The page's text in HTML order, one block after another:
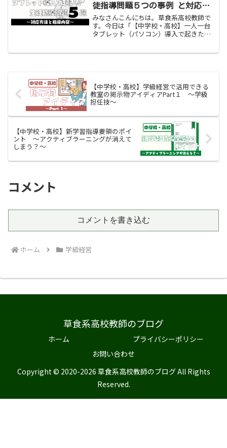
徒指導問題５つの事例 と対応方
法
みなさんこんにちは。草食系高校教師で
す。今日は「【中学校・高校】一人一台
タブレット（パソコン）導入で起きた生
【中学校・高校】学級経営で活用できる
教室の掲示物アイディアPart１ 〜学級
担任技〜
【中学校・高校】新学習指導要領のポイ
ント 〜アクティブラーニングが消えて
しまう？〜
コメント
コメントを書き込む
ホーム 学級経営
草食系高校教師のブログ
ホーム
プライバシーポリシー
お問い合わせ
Copyright © 2020-2026 草食系高校教師のブログ All Rights
Reserved.